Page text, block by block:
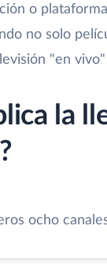
o
no solo
"en
la